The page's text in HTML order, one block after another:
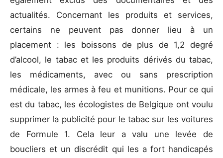
actualités. Concernant les produits et services,
certains ne peuvent pas donner lieu à un
placement : les boissons de plus de 1,2 degré
d’alcool, le tabac et les produits dérivés du tabac,
les médicaments, avec ou sans prescription
médicale, les armes à feu et munitions. Pour ce qui
est du tabac, les écologistes de Belgique ont voulu
supprimer la publicité pour le tabac sur les voitures
de Formule 1. Cela leur a valu une levée de
boucliers et un discrédit qui les a fort handicapés